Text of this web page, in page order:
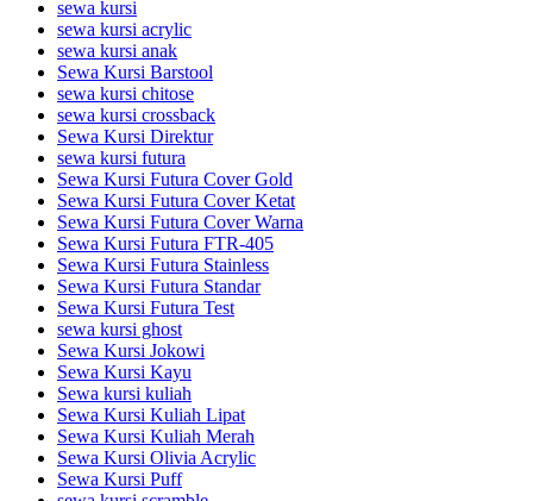
sewa kursi
sewa kursi acrylic
sewa kursi anak
Sewa Kursi Barstool
sewa kursi chitose
sewa kursi crossback
Sewa Kursi Direktur
sewa kursi futura
Sewa Kursi Futura Cover Gold
Sewa Kursi Futura Cover Ketat
Sewa Kursi Futura Cover Warna
Sewa Kursi Futura FTR-405
Sewa Kursi Futura Stainless
Sewa Kursi Futura Standar
Sewa Kursi Futura Test
sewa kursi ghost
Sewa Kursi Jokowi
Sewa Kursi Kayu
Sewa kursi kuliah
Sewa Kursi Kuliah Lipat
Sewa Kursi Kuliah Merah
Sewa Kursi Olivia Acrylic
Sewa Kursi Puff